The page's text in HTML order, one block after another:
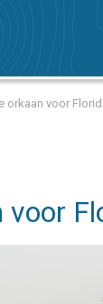
orkaan voor
voor